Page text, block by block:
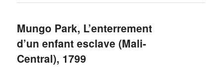
Mungo Park, L’enterrement
d’un enfant esclave (Mali-
Central), 1799